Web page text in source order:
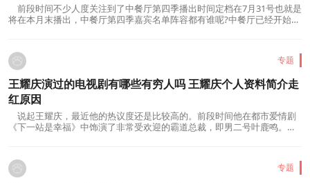
前段时间不少人度关注到了中餐厅第四季播出时间定档在7月31号也就是
将在本月末播出，中餐厅第四季嘉宾名单阵容都有谁呢?中餐厅已经开始宣
专题
王耀庆演过的电视剧有哪些有穷人吗 王耀庆个人资料简介走
红原因
说起王耀庆，最近他的热议度还是比较高的。前段时间他在都市爱情剧
《下一站是幸福》中饰演了非常受欢迎的霸道总裁，即男二号叶鹿鸣。王
专题